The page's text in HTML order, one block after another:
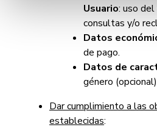
Política de Cookies
te
en diferentes navegadores.
Usuario: uso del
consultas y/o
Datos
de pago.
Datos de
género
Dar cumplimiento a las
establecidas: